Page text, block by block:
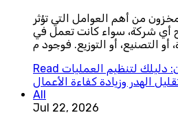
من أهم العوامل التي تؤثر
أي شركة، سواء كانت تعمل في
أو التصنيع، أو التوزيع. فوجود م
Read دليلك لتنظيم العمليات
الهدر وزيادة كفاءة الأعمال
All
Jul 22, 2026